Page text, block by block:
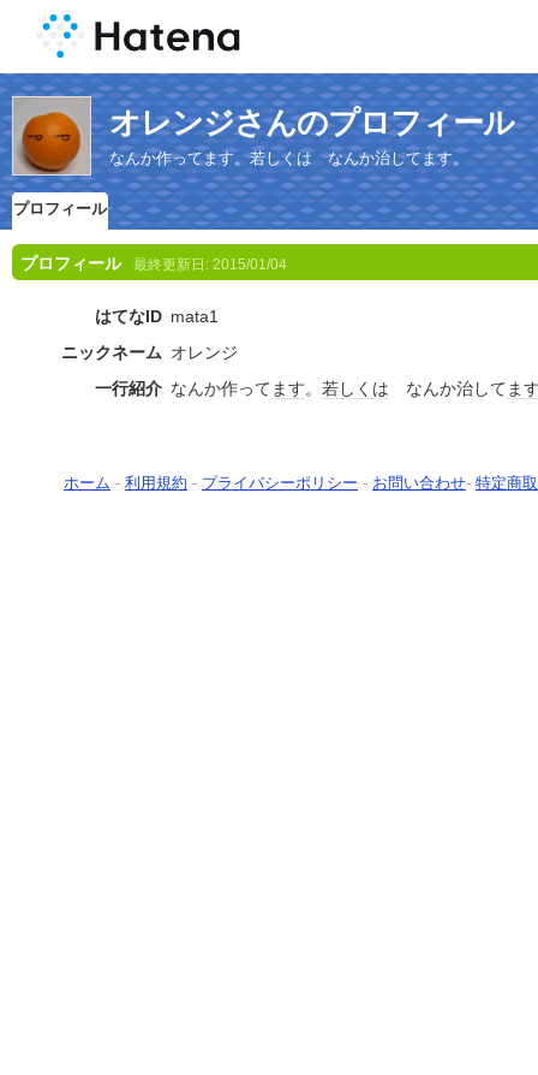
オレンジさんのプロフィール
なんか作ってます。若しくは なんか治してます。
プロフィール
プロフィール 最終更新日: 2015/01/04
はてなID mata1
ニックネーム オレンジ
一行紹介 なんか作ってます。 若しくは なんか治してま
ホーム - 利用規約 - プライバシーポリシー - お問い合わせ- 特定商